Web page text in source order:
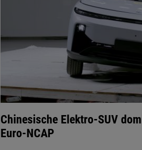
Chinesische Elektro-SUV
Euro-NCAP